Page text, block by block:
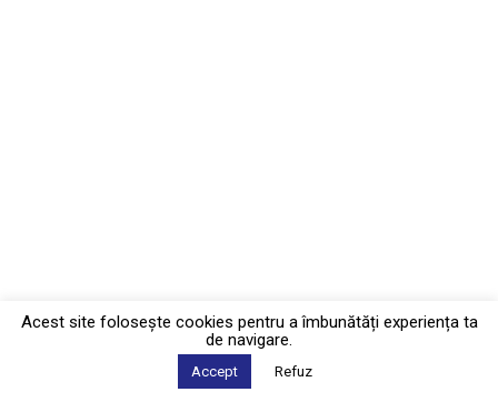
Acest site foloseşte cookies pentru a îmbunătăți experiența ta
de navigare.
Accept Refuz